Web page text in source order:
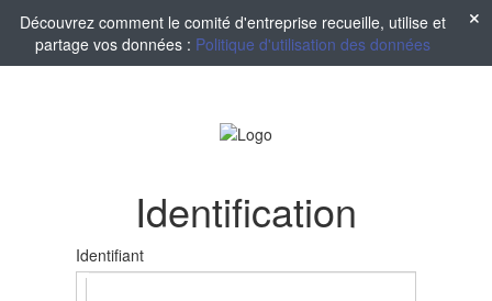
Découvrez comment le comité d'entreprise recueille, utilise et
partage vos données : Politique d'utilisation des données
Identification
Identifiant